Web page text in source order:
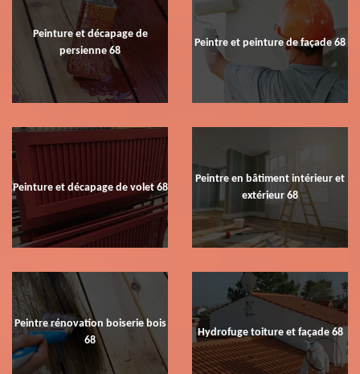
Peinture et décapage de
persienne 68
Peintre et peinture de façade 68
Peinture et décapage de volet 68
Peintre en bâtiment intérieur et
extérieur 68
Peintre rénovation boiserie bois
68
Hydrofuge toiture et façade 68